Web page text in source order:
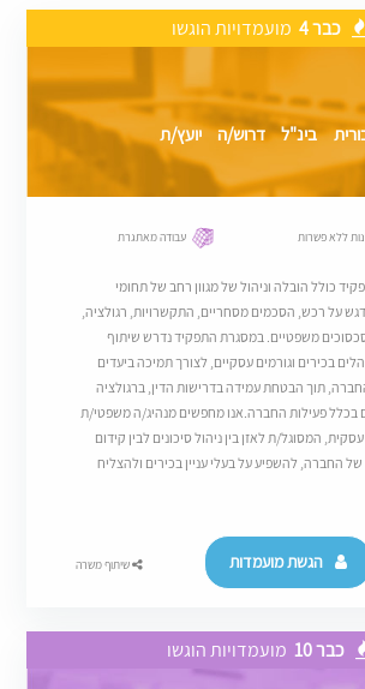
כבר 4 מועמדויות הוגשו
בינ"ל דרוש/ה יועץ/ת
ללא פשרות עבודה מאתגרת
כולל הובלה וניהול של מגוון רחב של תחומי
על רכש, הסכמים מסחריים, התקשרויות, רגולציה,
סכסוכים משפטיים. במסגרת התפקיד נדרש שיתוף
בכירים וגורמים עסקיים, לצורך תמיכה ביעדים
תוך הבטחת עמידה בדרישות הדין, ברגולציה
בכלל פעילות החברה.אנו מחפשים מנהיג/ה משפטי/ת
המסוגל/ת לאזן בין ניהול סיכונים לבין קידום
החברה, להשפיע על בעלי עניין בכירים ולהצליח
הגשת מועמדות שיתוף משרה
כבר 10 מועמדויות הוגשו